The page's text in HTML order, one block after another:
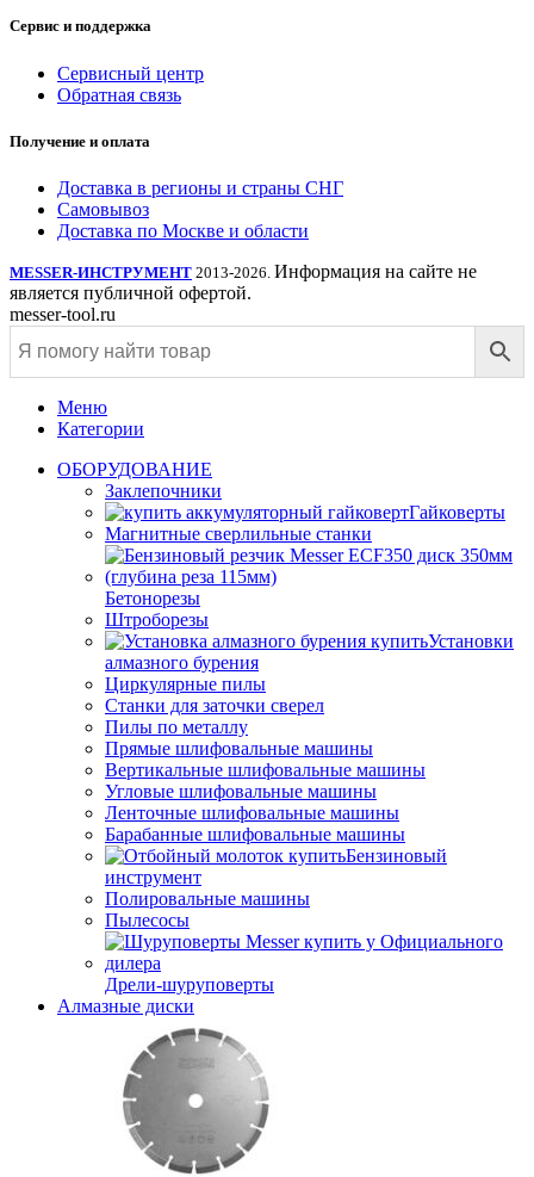
Сервис и поддержка
Сервисный центр
Обратная связь
Получение и оплата
Доставка в регионы и страны СНГ
Самовывоз
Доставка по Москве и области
MESSER-ИНСТРУМЕНТ 2013-2026. Информация на сайте не
является публичной офертой.
messer-tool.ru
Меню
Категории
ОБОРУДОВАНИЕ
Заклепочники
Гайковерты
Магнитные сверлильные станки
Бетонорезы
Штроборезы
Установки
алмазного бурения
Циркулярные пилы
Станки для заточки сверел
Пилы по металлу
Прямые шлифовальные машины
Вертикальные шлифовальные машины
Угловые шлифовальные машины
Ленточные шлифовальные машины
Барабанные шлифовальные машины
Бензиновый
инструмент
Полировальные машины
Пылесосы
Дрели-шуруповерты
Алмазные диски